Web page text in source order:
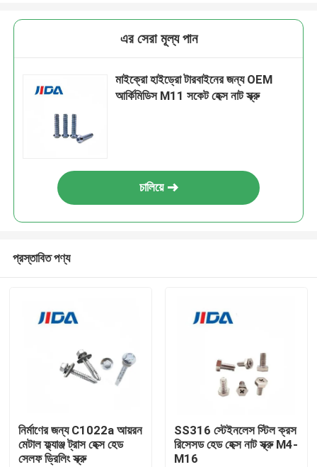
এর সেরা মূল্য পান
মাইক্রো হাইড্রো টারবাইনের জন্য OEM
আর্কিমিডিস M11 সকেট হেক্স নাট স্ক্রু
চালিয়ে
প্রস্তাবিত পণ্য
নির্মাণের জন্য C1022a আয়রন
মেটাল ফ্ল্যাঞ্জ ট্রাস হেক্স হেড
সেলফ ড্রিলিং স্ক্রু
SS316 স্টেইনলেস স্টিল ক্রস
রিসেসড হেড হেক্স নাট স্ক্রু M4-
M16